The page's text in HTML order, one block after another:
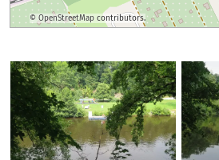
© OpenStreetMap contributors.